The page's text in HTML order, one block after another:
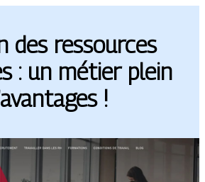
des ressources
: un métier plein
!